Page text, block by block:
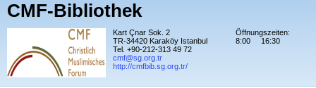
CMF-Bibliothek
Kart Çnar Sok. 2
TR-34420 Karaköy Istanbul
Tel. +90-212-313 49 72
cmf@sg.org.tr
http://cmfbib.sg.org.tr/
Öffnungszeiten:
8:00
16:30